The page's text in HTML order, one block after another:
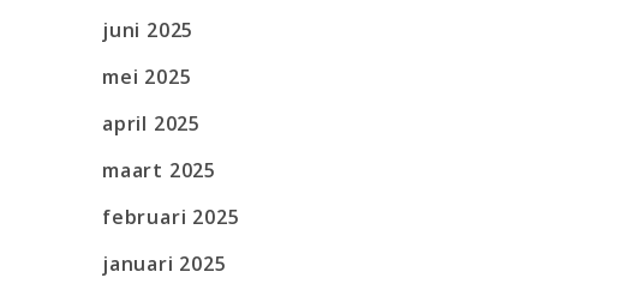
juni 2025
mei 2025
april 2025
maart 2025
februari 2025
januari 2025